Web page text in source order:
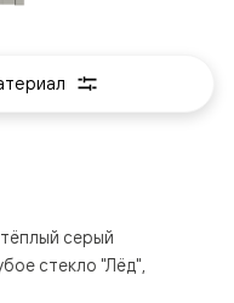
серый
стекло "Лёд",